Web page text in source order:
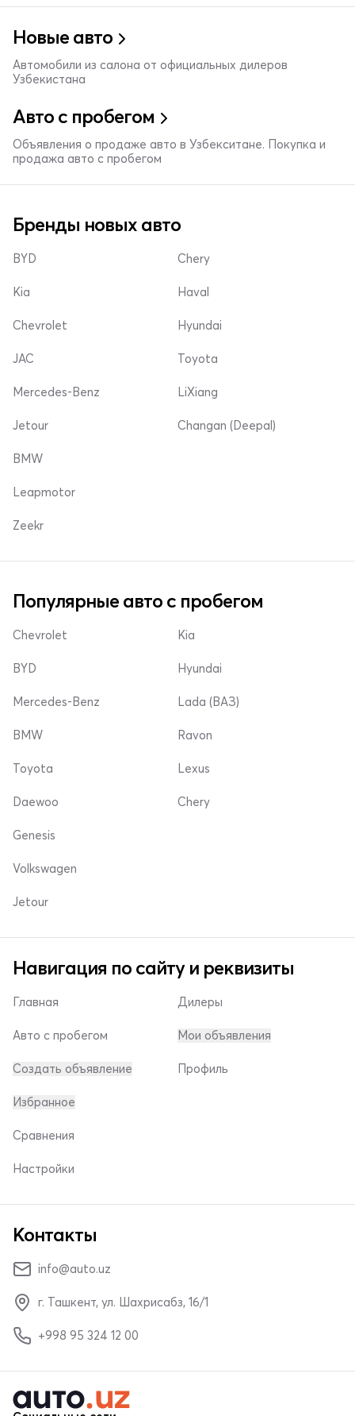
Новые авто
Автомобили из салона от официальных дилеров
Узбекистана
Авто с пробегом
Объявления о продаже авто в Узбекситане. Покупка и
продажа авто с пробегом
Бренды новых авто
BYD
Kia
Chevrolet
Chery
Haval
Hyundai
JAC
Mercedes-Benz
Jetour
Toyota
LiXiang
Changan (Deepal)
BMW
Leapmotor
Zeekr
Популярные авто с пробегом
Chevrolet
BYD
Mercedes-Benz
Kia
Hyundai
Lada (ВАЗ)
BMW
Toyota
Daewoo
Ravon
Lexus
Chery
Genesis
Volkswagen
Jetour
Навигация по сайту и реквизиты
Главная
Авто с пробегом
Создать объявление
Дилеры
Мои объявления
Профиль
Избранное
Сравнения
Настройки
Контакты
info@auto.uz
г. Ташкент, ул. Шахрисабз, 16/1
+998 95 324 12 00